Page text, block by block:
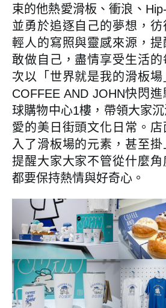
束的他熱愛滑板、衝浪、
並勇於追逐自己的夢想，彷
輕人的寫照與靈感來源，提
敢做自己，盡情享受生活的
次以「世界就是我的滑板場
COFFEE AND JOHN快閃
球購物中心1樓，帶領大家
愛的美日街頭文化日常。店
入了滑板場的元素，甚至掛
提醒大家大家不管從什麼角
都要保持熱情與好奇心。